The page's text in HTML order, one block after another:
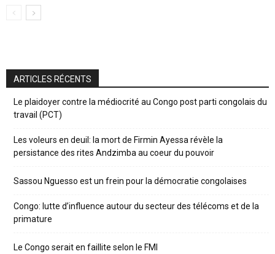
ARTICLES RÉCENTS
Le plaidoyer contre la médiocrité au Congo post parti congolais du
travail (PCT)
Les voleurs en deuil: la mort de Firmin Ayessa révèle la
persistance des rites Andzimba au coeur du pouvoir
Sassou Nguesso est un frein pour la démocratie congolaises
Congo: lutte d’influence autour du secteur des télécoms et de la
primature
Le Congo serait en faillite selon le FMI